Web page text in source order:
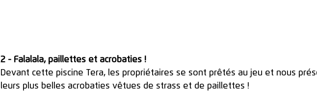
2 - Falalala, paillettes et acrobaties !
Devant cette piscine Tera, les propriétaires se sont prêtés au jeu et nous
leurs plus belles acrobaties vêtues de strass et de paillettes !